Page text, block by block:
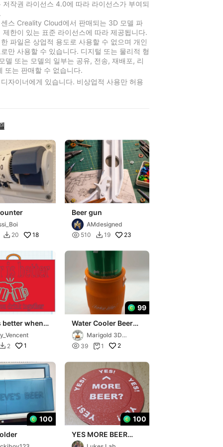
저작권 라이선스 4.0에 따라 라이선스가 부여되
스 Creality Cloud에서 판매되는 3D 모델 파
제한이 있는 표준 라이선스에 따라 제공됩니다.
파일은 상업적 용도로 사용할 수 없으며 개인
만 사용할 수 있습니다. 디지털 또는 물리적 형
델 또는 모델의 일부는 공유, 전송, 재배포, 리
또는 판매할 수 없습니다.
자이너에게 있습니다. 비상업적 사용만 허용
 20 18
Beer gun
AMdesigned
 510  19 23
better when
together
2 1
99
Water Cooler Beer
KoozieMarigold 3D
Models
 39 1 2
100
100
YES MORE BEER
COUNT COASTER